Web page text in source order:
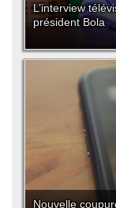
L’interview
président Bola
Nouvelle